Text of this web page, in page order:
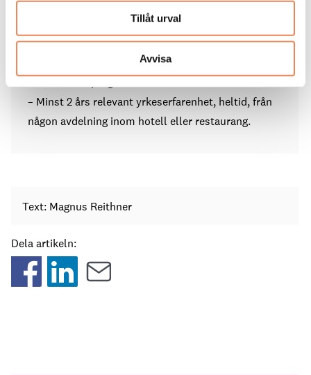
Tillåt urval
Avvisa
turismprogrammet.
– kurserna Branschkunskap inom restaurang &
livsmedel, Service & bemötande 1 från Restaurang-
– Minst 2 års relevant yrkeserfarenhet, heltid, från
någon avdelning inom hotell eller restaurang.
Text: Magnus Reithner
Dela artikeln: